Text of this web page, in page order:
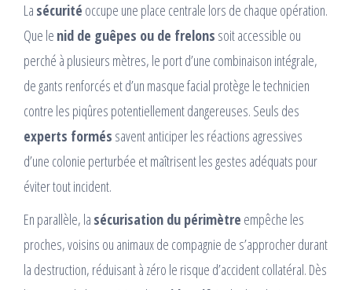
La sécurité occupe une place centrale lors de chaque opération.
Que le nid de guêpes ou de frelons soit accessible ou
perché à plusieurs mètres, le port d’une combinaison intégrale,
de gants renforcés et d’un masque facial protège le technicien
contre les piqûres potentiellement dangereuses. Seuls des
experts formés savent anticiper les réactions agressives
d’une colonie perturbée et maîtrisent les gestes adéquats pour
éviter tout incident.
En parallèle, la sécurisation du périmètre empêche les
proches, voisins ou animaux de compagnie de s’approcher durant
la destruction, réduisant à zéro le risque d’accident collatéral. Dès